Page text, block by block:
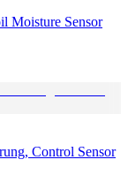
Moisture Sensor
Control Sensor